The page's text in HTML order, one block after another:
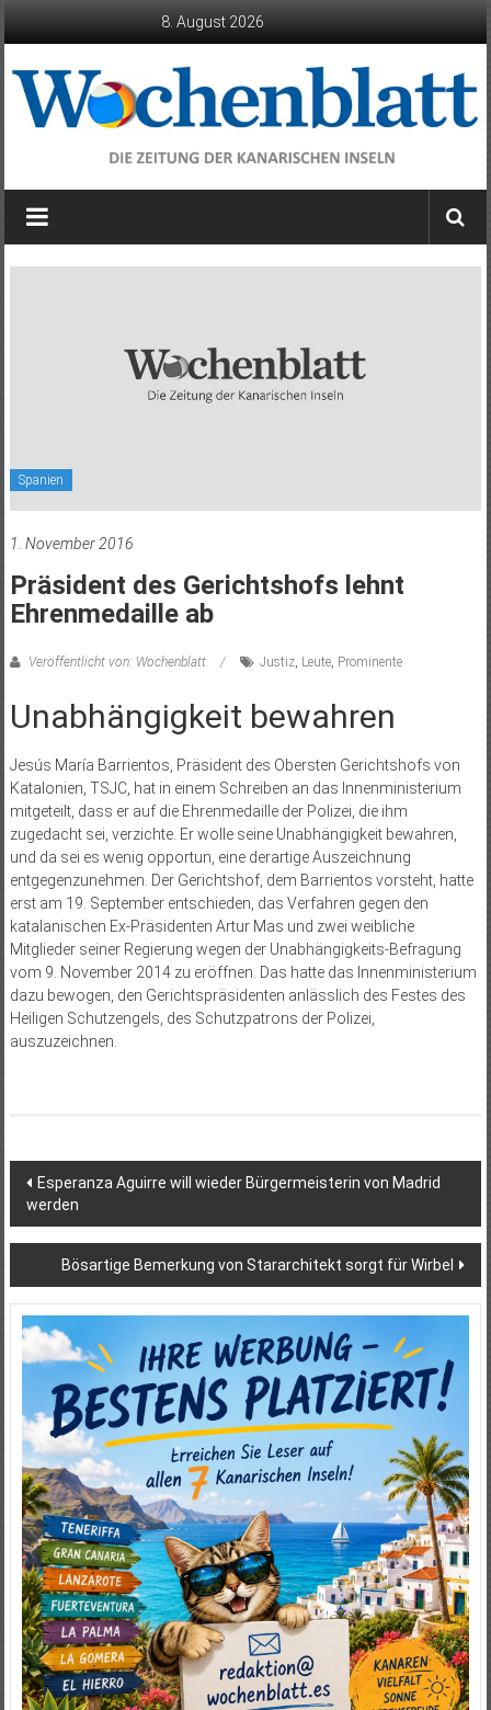
8. August 2026
Wochenblatt
die
Spanien
1. November 2016
Präsident des Gerichtshofs lehnt
Ehrenmedaille ab
Veröffentlicht von: Wochenblatt Justiz, Leute, Prominente
Unabhängigkeit bewahren
Jesús María Barrientos, Präsident des Obersten Gerichtshofs von
Katalonien, TSJC, hat in einem Schreiben an das Innenministerium
mitgeteilt, dass er auf die Ehrenmedaille der Polizei, die ihm
zugedacht sei, verzichte. Er wolle seine Unabhängigkeit bewahren,
und da sei es wenig opportun, eine derartige Auszeichnung
entgegenzunehmen. Der Gerichtshof, dem Barrientos vorsteht, hatte
erst am 19. September entschieden, das Verfahren gegen den
katalanischen Ex-Präsidenten Artur Mas und zwei weibliche
Mitglieder seiner Regierung wegen der Unabhängigkeits-Befragung
vom 9. November 2014 zu eröffnen. Das hatte das Innenministerium
dazu bewogen, den Gerichtspräsidenten anlässlich des Festes des
Heiligen Schutzengels, des Schutzpatrons der Polizei,
auszuzeichnen.
Beitragsnavigation
Esperanza Aguirre will wieder Bürgermeisterin von Madrid
werden
Bösartige Bemerkung von Stararchitekt sorgt für Wirbel